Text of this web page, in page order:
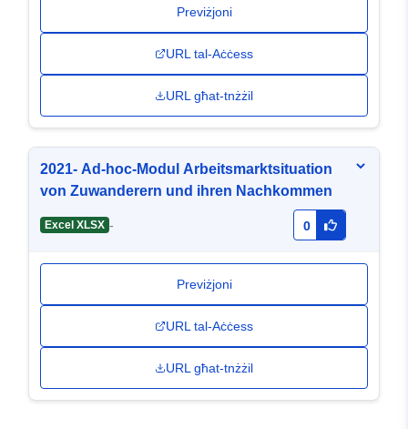
Previżjoni
URL tal-Aċċess
URL għat-tnżżil
2021- Ad-hoc-Modul Arbeitsmarktsituation
von Zuwanderern und ihren Nachkommen
Excel XLSX - 0
Previżjoni
URL tal-Aċċess
URL għat-tnżżil